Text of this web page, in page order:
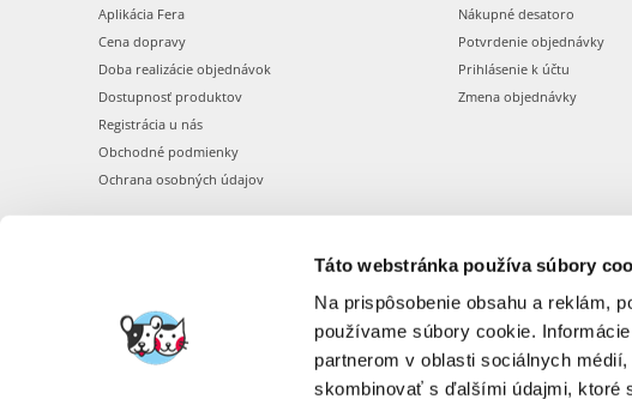
Táto webstránka používa súbory
Na prispôsobenie obsahu a reklám,
používame súbory cookie.
partnerom v oblasti sociálnych
skombinovať s ďalšími údajmi, ktoré
Aplikácia Fera
Cena dopravy
Doba realizácie objednávok
Dostupnosť produktov
Registrácia u nás
Obchodné podmienky
Ochrana osobných údajov
Nákupné desatoro
Potvrdenie objednávky
Prihlásenie k účtu
Zmena objednávky